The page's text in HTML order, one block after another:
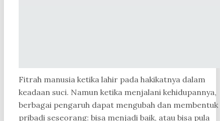
Fitrah manusia ketika lahir pada hakikatnya dalam
keadaan suci. Namun ketika menjalani kehidupannya,
berbagai pengaruh dapat mengubah dan membentuk
pribadi seseorang: bisa menjadi baik, atau bisa pula